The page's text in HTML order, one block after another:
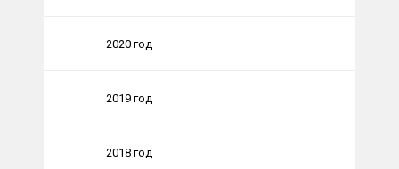
2020 год
2019 год
2018 год